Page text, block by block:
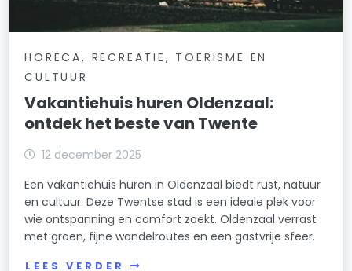
HORECA, RECREATIE, TOERISME EN
CULTUUR
Vakantiehuis huren Oldenzaal:
ontdek het beste van Twente
12 december 2025
Een vakantiehuis huren in Oldenzaal biedt rust, natuur
en cultuur. Deze Twentse stad is een ideale plek voor
wie ontspanning en comfort zoekt. Oldenzaal verrast
met groen, fijne wandelroutes en een gastvrije sfeer.
LEES VERDER